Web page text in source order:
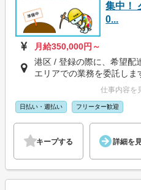
集中！
0...
月給350,000円～
港区 / 登録の際に、希望配
エリアでの業務を委託しま
仕事内容を
日払い・週払い フリーター歓迎
キープする 詳細を